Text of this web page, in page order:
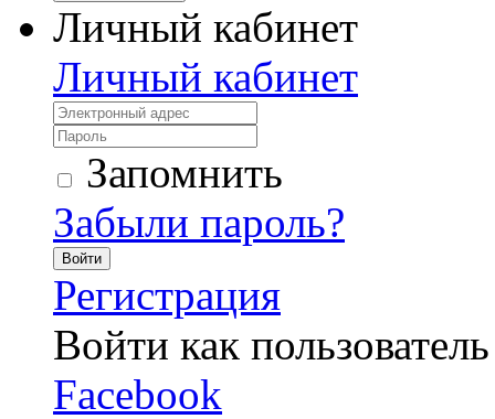
Личный кабинет
Личный кабинет
Запомнить
Забыли пароль?
Войти
Регистрация
Войти как пользователь
Facebook